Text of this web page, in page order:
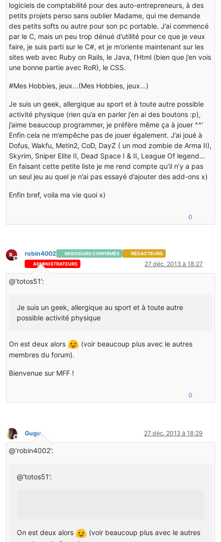
logiciels de comptabilité pour des auto-entrepreneurs, à des
petits projets perso sans oublier Madame, qui me demande
des petits softs ou autre pour son pc portable. J’ai commencé
par le C, mais un peu trop dénué d’utilité pour ce que je veux
faire, je suis parti sur le C#, et je m’oriente maintenant sur les
sites web avec Ruby on Rails, le Java, l’Html (bien que j’en vois
une bonne partie avec RoR), le CSS.
#Mes Hobbies, jeux…(Mes Hobbies, jeux…)
Je suis un geek, allergique au sport et à toute autre possible
activité physique (rien qu’a en parler j’en ai des boutons :p),
j’aime beaucoup programmer, je préfère même ça à jouer ^^’
Enfin cela ne m’empêche pas de jouer également. J’ai joué à
Dofus, Wakfu, Metin2, CoD, DayZ ( un mod zombie de Arma II),
Skyrim, Sniper Elite II, Dead Space I & II, League Of legend…
En faisant cette petite liste je me rend compte qu’il n’y a pas
un seul jeu au quel je n’ai pas essayé d’ajouter des add-ons x)
Enfin bref, voila ma vie quoi x)
0
Hors-ligne
robin4002 MODDEURS CONFIRMÉS
RÉDACTEURS
ADMINISTRATEURS
27 déc. 2013 à 18:27
@‘totos51’:
Je suis un geek, allergique au sport et à toute autre
possible activité physique
On est deux alors
(voir beaucoup plus avec le autres
membres du forum).
Bienvenue sur MFF !
0
Hors-ligne
Gugu 27 déc. 2013 à 18:29
@‘robin4002’:
@‘totos51’:
On est deux alors
(voir beaucoup plus avec le autres